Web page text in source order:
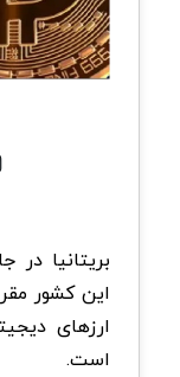
بریتانیا
این کشور
ارزهای
است.